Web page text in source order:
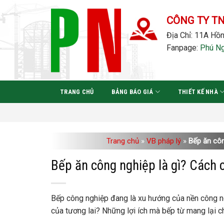
qua
CÔNG TY
Địa Chỉ: 11A
Fanpage: Phú
TRANG CHỦ BẢNG BÁO GIÁ THIẾT KẾ NHÀ
Trang chủ » VB pháp lý » Bếp ăn
Bếp ăn công nghiệp là gì?
Bếp công nghiệp đang là xu hướng của nền
của tương lai? Những lợi ích mà bếp từ mang lại